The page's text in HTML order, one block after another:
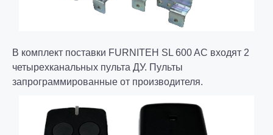
В комплект поставки FURNITEH SL 600 AC входят 2
четырехканальных пульта ДУ. Пульты
запрограммированные от производителя.